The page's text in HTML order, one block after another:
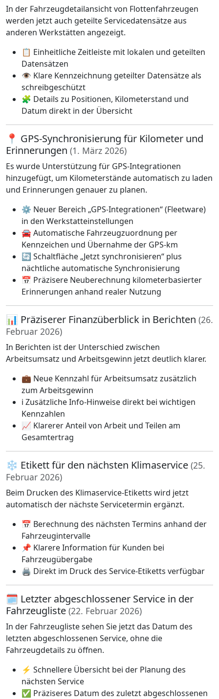
In der Fahrzeugdetailansicht von Flottenfahrzeugen
werden jetzt auch geteilte Servicedatensätze aus
anderen Werkstätten angezeigt.
📋 Einheitliche Zeitleiste mit lokalen und geteilten
Datensätzen
👁️ Klare Kennzeichnung geteilter Datensätze als
schreibgeschützt
🧩 Details zu Positionen, Kilometerstand und
Datum direkt in der Übersicht
📍 GPS-Synchronisierung für Kilometer und
Erinnerungen (1. März 2026)
Es wurde Unterstützung für GPS-Integrationen
hinzugefügt, um Kilometerstände automatisch zu laden
und Erinnerungen genauer zu planen.
⚙️ Neuer Bereich „GPS-Integrationen“ (Fleetware)
in den Werkstatteinstellungen
🚘 Automatische Fahrzeugzuordnung per
Kennzeichen und Übernahme der GPS-km
🔄 Schaltfläche „Jetzt synchronisieren“ plus
nächtliche automatische Synchronisierung
📅 Präzisere Neuberechnung kilometerbasierter
Erinnerungen anhand realer Nutzung
📊 Präziserer Finanzüberblick in Berichten (26.
Februar 2026)
In Berichten ist der Unterschied zwischen
Arbeitsumsatz und Arbeitsgewinn jetzt deutlich klarer.
💼 Neue Kennzahl für Arbeitsumsatz zusätzlich
zum Arbeitsgewinn
ℹ️ Zusätzliche Info-Hinweise direkt bei wichtigen
Kennzahlen
📈 Klarerer Anteil von Arbeit und Teilen am
Gesamtertrag
❄️ Etikett für den nächsten Klimaservice (25.
Februar 2026)
Beim Drucken des Klimaservice-Etiketts wird jetzt
automatisch der nächste Servicetermin ergänzt.
📅 Berechnung des nächsten Termins anhand der
Fahrzeugintervalle
📌 Klarere Information für Kunden bei
Fahrzeugübergabe
🖨️ Direkt im Druck des Service-Etiketts verfügbar
🗓️ Letzter abgeschlossener Service in der
Fahrzeugliste (22. Februar 2026)
In der Fahrzeugliste sehen Sie jetzt das Datum des
letzten abgeschlossenen Service, ohne die
Fahrzeugdetails zu öffnen.
⚡ Schnellere Übersicht bei der Planung des
nächsten Service
✅ Präziseres Datum des zuletzt abgeschlossenen